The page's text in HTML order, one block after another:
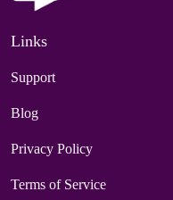
Links
Support
Blog
Privacy Policy
Terms of Service